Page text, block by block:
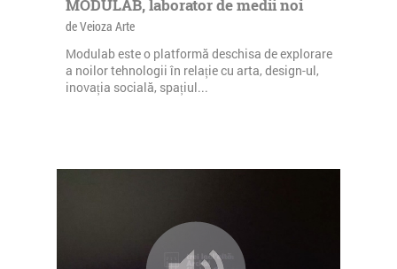
MODULAB, laborator de medii noi
de Veioza Arte
Modulab este o platformă deschisa de explorare
a noilor tehnologii în relație cu arta, design-ul,
inovația socială, spațiul...